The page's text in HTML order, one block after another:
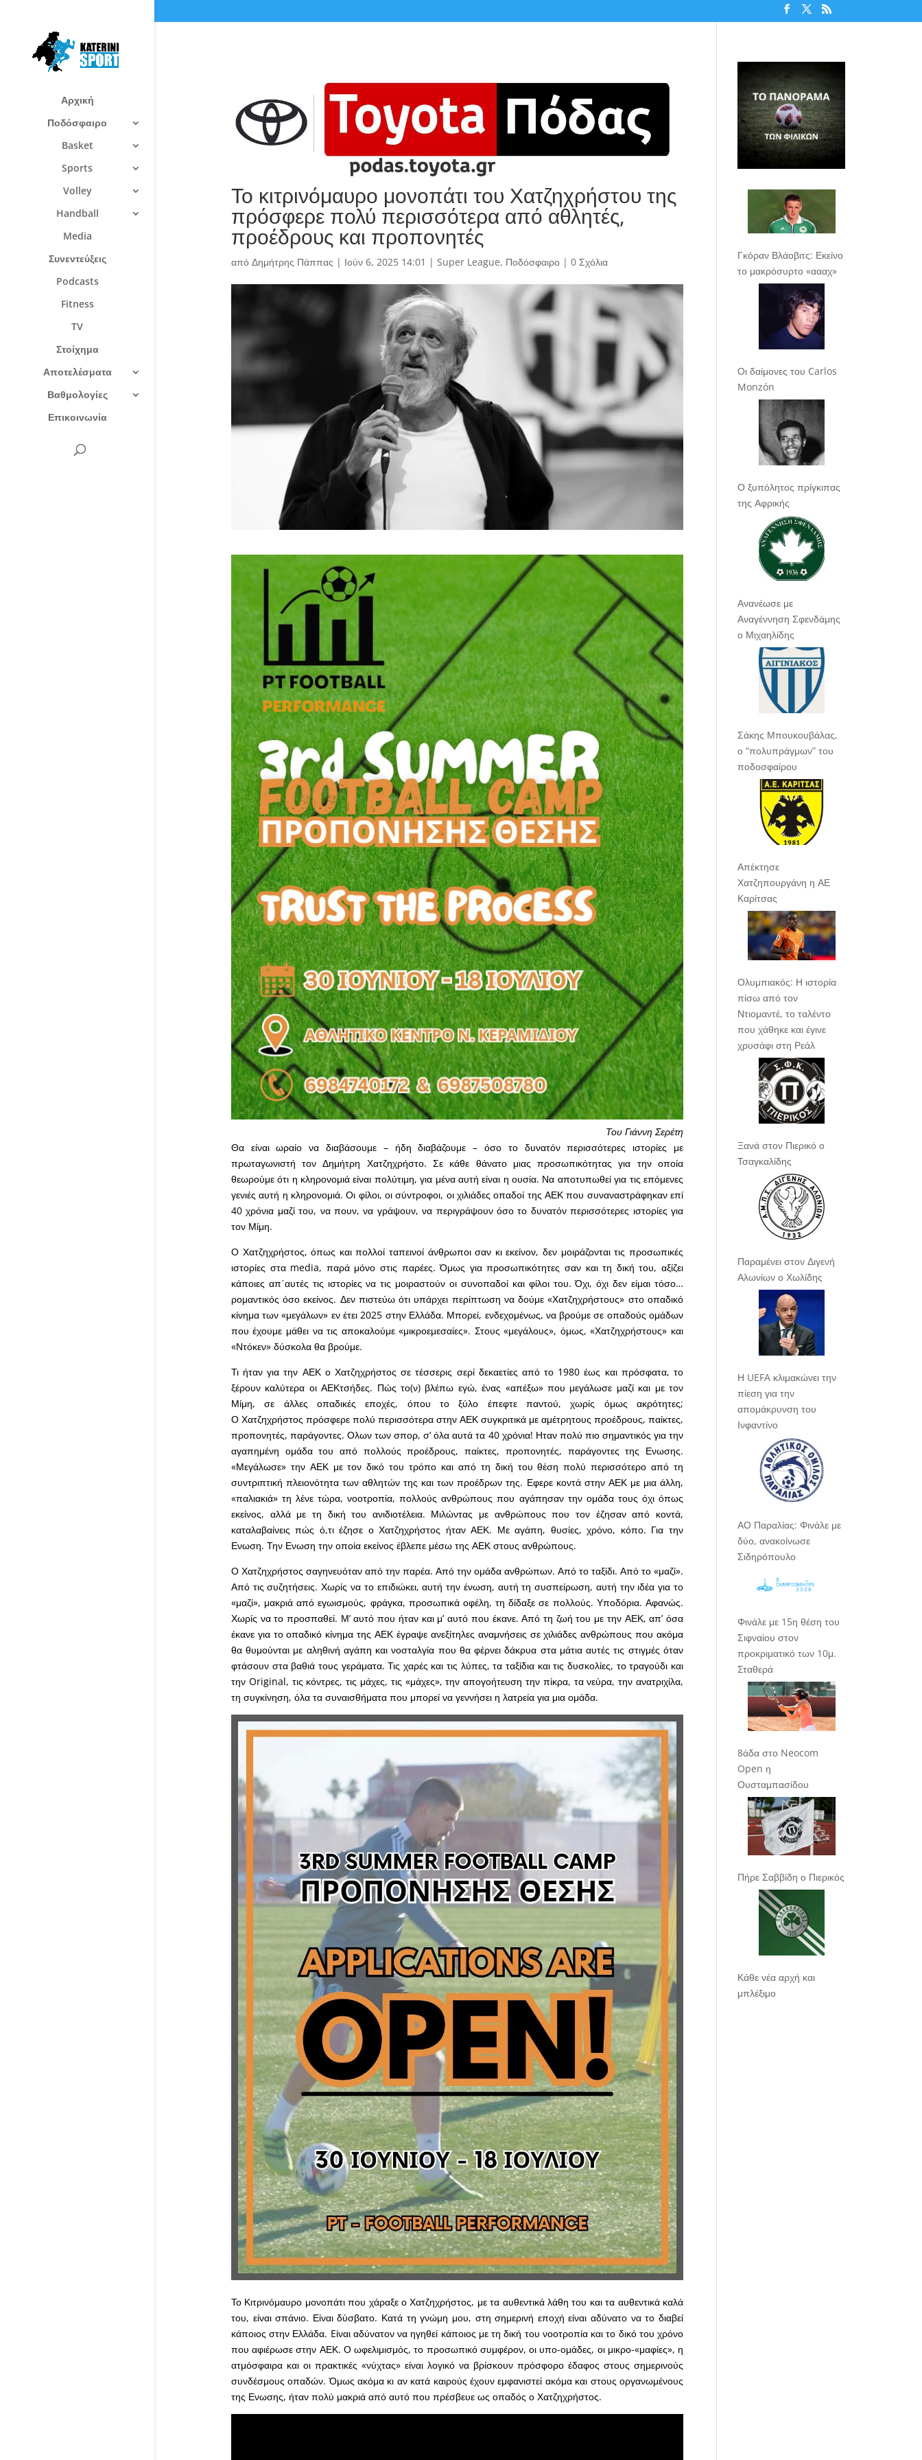
Αρχική
Ποδόσφαιρο
Basket
Sports
Volley
Handball
Media
Συνεντεύξεις
Podcasts
Fitness
TV
Στοίχημα
Αποτελέσματα
Βαθμολογίες
Επικοινωνία
Το κιτρινόμαυρο μονοπάτι του Χατζηχρήστου της
πρόσφερε πολύ περισσότερα από αθλητές,
προέδρους και προπονητές
από Δημήτρης Πάππας | Ιούν 6, 2025 14:01 | Super League, Ποδόσφαιρο| 0 Σχόλια
Του Γιάννη Σερέτη
Θα είναι ωραίο να διαβάσουμε – ήδη διαβάζουμε – όσο το δυνατόν περισσότερες ιστορίες με
πρωταγωνιστή τον Δημήτρη Χατζηχρήστο. Σε κάθε θάνατο μιας προσωπικότητας για την οποία
θεωρούμε ότι η κληρονομιά είναι πολύτιμη, για μένα αυτή είναι η ουσία. Να αποτυπωθεί για τις επόμενες
γενιές αυτή η κληρονομιά. Οι φίλοι, οι σύντροφοι, οι χιλιάδες οπαδοί της ΑΕΚ που συναναστράφηκαν επί
40 χρόνια μαζί του, να πουν, να γράψουν, να περιγράψουν όσο το δυνατόν περισσότερες ιστορίες για
τον Μίμη.
Ο Χατζηχρήστος, όπως και πολλοί ταπεινοί άνθρωποι σαν κι εκείνον, δεν μοιράζονται τις προσωπικές
ιστορίες στα media, παρά μόνο στις παρέες. Όμως για προσωπικότητες σαν και τη δική του, αξίζει
κάποιες απ΄αυτές τις ιστορίες να τις μοιραστούν οι συνοπαδοί και φίλοι του. Όχι, όχι δεν είμαι τόσο…
ρομαντικός όσο εκείνος. Δεν πιστεύω ότι υπάρχει περίπτωση να δούμε «Χατζηχρήστους» στο οπαδικό
κίνημα των «μεγάλων» εν έτει 2025 στην Ελλάδα. Μπορεί, ενδεχομένως, να βρούμε σε οπαδούς ομάδων
που έχουμε μάθει να τις αποκαλούμε «μικροεμεσαίες». Στους «μεγάλους», όμως, «Χατζηχρήστους» και
«Ντόκεν» δύσκολα θα βρούμε.
Τι ήταν για την ΑΕΚ ο Χατζηχρήστος σε τέσσερις σερί δεκαετίες από το 1980 έως και πρόσφατα, το
ξέρουν καλύτερα οι ΑΕΚτσήδες. Πώς το(ν) βλέπω εγώ, ένας «απέξω» που μεγάλωσε μαζί και με τον
Μίμη, σε άλλες οπαδικές εποχές, όπου το ξύλο έπεφτε παντού, χωρίς όμως ακρότητες;
Ο Χατζηχρήστος πρόσφερε πολύ περισσότερα στην ΑΕΚ συγκριτικά με αμέτρητους προέδρους, παίκτες,
προπονητές, παράγοντες. Ολων των σπορ, σ’ όλα αυτά τα 40 χρόνια! Ηταν πολύ πιο σημαντικός για την
αγαπημένη ομάδα του από πολλούς προέδρους, παίκτες, προπονητές, παράγοντες της Ενωσης.
«Μεγάλωσε» την ΑΕΚ με τον δικό του τρόπο και από τη δική του θέση πολύ περισσότερο από τη
συντριπτική πλειονότητα των αθλητών της και των προέδρων της. Εφερε κοντά στην ΑΕΚ με μια άλλη,
«παλιακιά» τη λένε τώρα, νοοτροπία, πολλούς ανθρώπους που αγάπησαν την ομάδα τους όχι όπως
εκείνος, αλλά με τη δική του ανιδιοτέλεια. Μιλώντας με ανθρώπους που τον έζησαν από κοντά,
καταλαβαίνεις πώς ό,τι έζησε ο Χατζηχρήστος ήταν ΑΕΚ. Με αγάπη, θυσίες, χρόνο, κόπο. Για την
Ενωση. Την Ενωση την οποία εκείνος έβλεπε μέσω της ΑΕΚ στους ανθρώπους.
Ο Χατζηχρήστος σαγηνευόταν από την παρέα. Από την ομάδα ανθρώπων. Από το ταξίδι. Από το «μαζί».
Από τις συζητήσεις. Χωρίς να το επιδιώκει, αυτή την ένωση, αυτή τη συσπείρωση, αυτή την ιδέα για το
«μαζί», μακριά από εγωισμούς, φράγκα, προσωπικά οφέλη, τη δίδαξε σε πολλούς. Υποδόρια. Αφανώς.
Χωρίς να το προσπαθεί. Μ’ αυτό που ήταν και μ’ αυτό που έκανε. Από τη ζωή του με την ΑΕΚ, απ’ όσα
έκανε για το οπαδικό κίνημα της ΑΕΚ έγραψε ανεξίτηλες αναμνήσεις σε χιλιάδες ανθρώπους που ακόμα
θα θυμούνται με αληθινή αγάπη και νοσταλγία που θα φέρνει δάκρυα στα μάτια αυτές τις στιγμές όταν
φτάσουν στα βαθιά τους γεράματα. Τις χαρές και τις λύπες, τα ταξίδια και τις δυσκολίες, το τραγούδι και
την Original, τις κόντρες, τις μάχες, τις «μάχες», την απογοήτευση την πίκρα, τα νεύρα, την ανατριχίλα,
τη συγκίνηση, όλα τα συναισθήματα που μπορεί να γεννήσει η λατρεία για μια ομάδα.
Το Κιτρινόμαυρο μονοπάτι που χάραξε ο Χατζηχρήστος, με τα αυθεντικά λάθη του και τα αυθεντικά καλά
του, είναι σπάνιο. Είναι δύσβατο. Κατά τη γνώμη μου, στη σημερινή εποχή είναι αδύνατο να το διαβεί
κάποιος στην Ελλάδα. Eίναι αδύνατον να ηγηθεί κάποιος με τη δική του νοοτροπία και το δικό του χρόνο
που αφιέρωσε στην ΑΕΚ. Ο ωφελιμισμός, το προσωπικό συμφέρον, οι υπο-ομάδες, οι μικρο-«μαφίες», η
ατμόσφαιρα και οι πρακτικές «νύχτας» είναι λογικό να βρίσκουν πρόσφορο έδαφος στους σημερινούς
συνδέσμους οπαδών. Όμως ακόμα κι αν κατά καιρούς έχουν εμφανιστεί ακόμα και στους οργανωμένους
της Ενωσης, ήταν πολύ μακριά από αυτό που πρέσβευε ως οπαδός ο Χατζηχρήστος.
Γκόραν Βλάοβιτς: Εκείνο
το μακρόσυρτο «αααχ»
Οι δαίμονες του Carlos
Monzón
Ο ξυπόλητος πρίγκιπας
της Αφρικής
Ανανέωσε με
Αναγέννηση Σφενδάμης
ο Μιχαηλίδης
Σάκης Μπουκουβάλας,
ο “πολυπράγμων” του
ποδοσφαίρου
Απέκτησε
Χατζηπουργάνη η ΑΕ
Καρίτσας
Ολυμπιακός: Η ιστορία
πίσω από τον
Ντιομαντέ, το ταλέντο
που χάθηκε και έγινε
χρυσάφι στη Ρεάλ
Ξανά στον Πιερικό ο
Τσαγκαλίδης
Παραμένει στον Διγενή
Αλωνίων ο Χωλίδης
Η UEFA κλιμακώνει την
πίεση για την
απομάκρυνση του
Ινφαντίνο
ΑΟ Παραλίας: Φινάλε με
δύο, ανακοίνωσε
Σιδηρόπουλο
Φινάλε με 15η θέση του
Σιφναίου στον
προκριματικό των 10μ.
Σταθερά
8άδα στο Neocom
Open η
Ουσταμπασίδου
Πήρε Σαββίδη ο Πιερικός
Κάθε νέα αρχή και
μπλέξιμο